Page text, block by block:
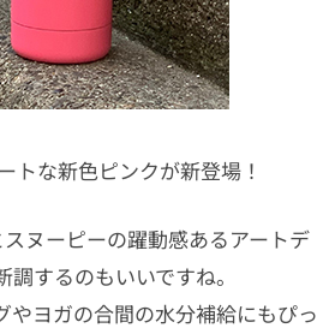
トな新色ピンクが新登場！
ヌーピーの躍動感あるアートデ
するのもいいですね。
ヨガの合間の水分補給にもぴっ